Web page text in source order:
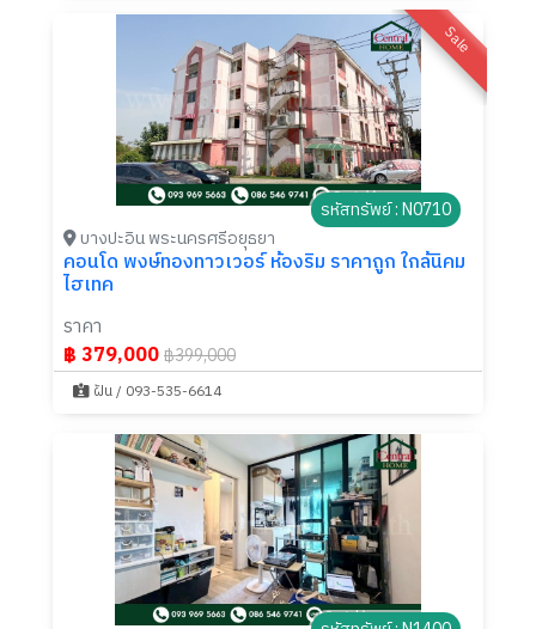
Sale
รหัสทรัพย์ : N0710
บางปะอิน พระนครศรีอยุธยา
คอนโด พงษ์ทองทาวเวอร์ ห้องริม ราคาถูก ใกล้นิคม
ไฮเทค
ราคา
฿ 379,000฿399,000
ฝัน / 093-535-6614